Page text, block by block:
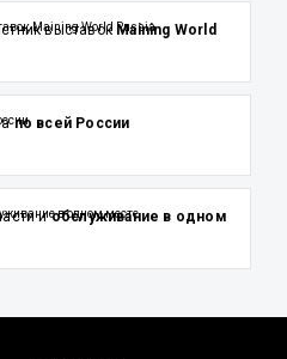
выставок Maining World
по всей России
иобслуживание в одном